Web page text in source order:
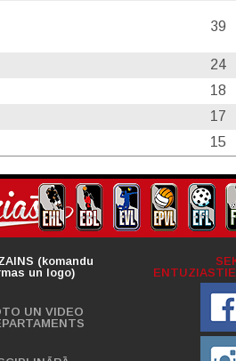
39
24
18
17
15
(komandu
un logo)
UN VIDEO